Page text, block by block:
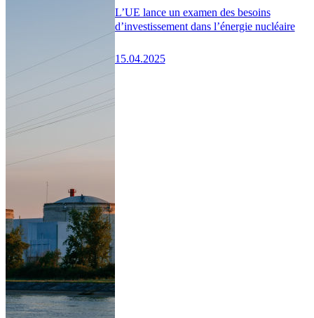
L’UE lance un examen des besoins
d’investissement dans l’énergie nucléaire
15.04.2025